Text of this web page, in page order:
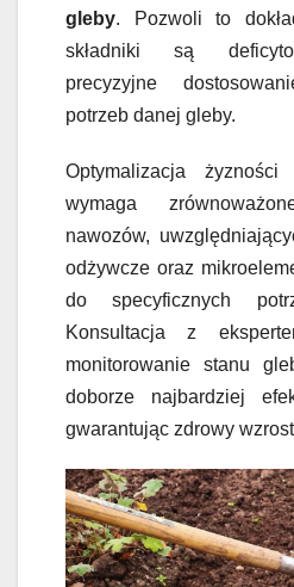
gleby. Pozwoli to
składniki są
precyzyjne
potrzeb danej gleby.
Optymalizacja
wymaga
nawozów,
odżywcze oraz
do specyficznych
Konsultacja z
monitorowanie stanu
doborze najbardziej
gwarantując zdrowy